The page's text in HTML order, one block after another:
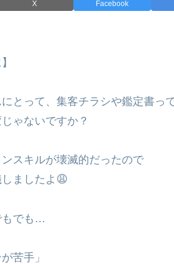
X Facebook
とって、集客チラシや鑑定書っ
ゃないですか？
スキルが壊滅的だったので
ましたよ😩
もでも…
苦手」